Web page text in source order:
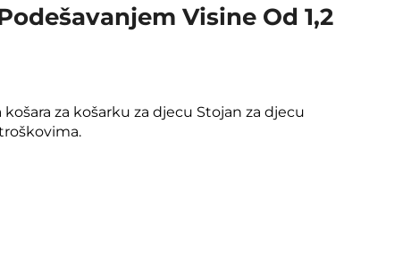
Visine Od 1,2
za košarku za djecu Stojan za djecu